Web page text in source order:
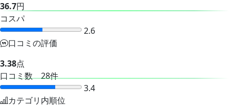
36.7円
コスパ
2.6
口コミの評価
3.38点
口コミ数 28件
3.4
カテゴリ内順位